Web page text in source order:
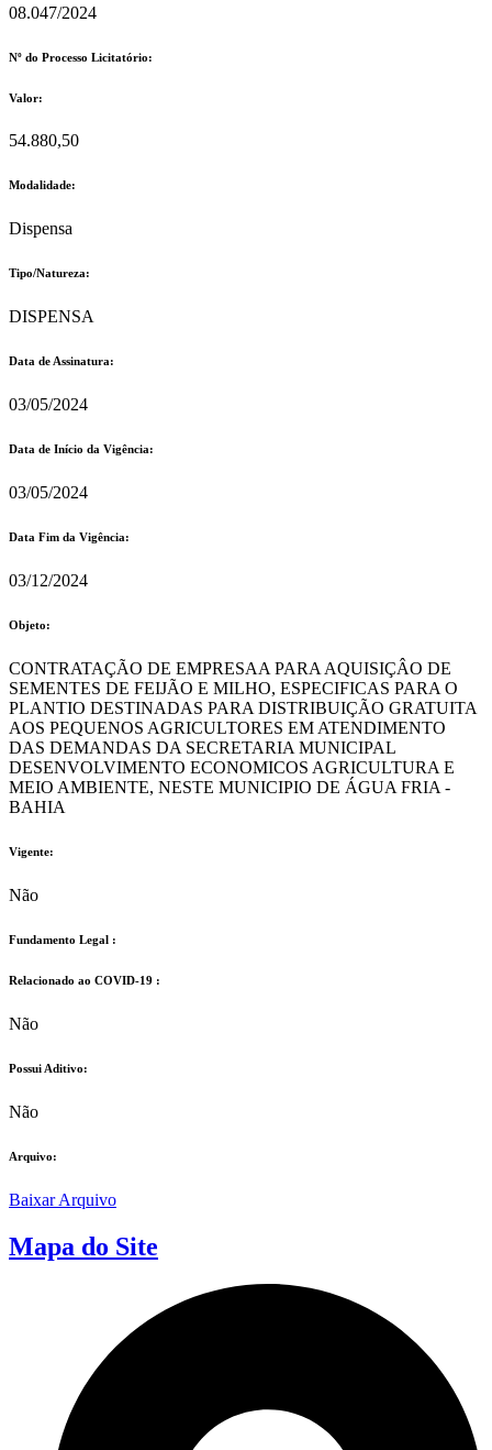
08.047/2024
Nº do Processo Licitatório:
Valor:
54.880,50
Modalidade:
Dispensa
Tipo/Natureza:
DISPENSA
Data de Assinatura:
03/05/2024
Data de Início da Vigência:
03/05/2024
Data Fim da Vigência:
03/12/2024
Objeto:
CONTRATAÇÃO DE EMPRESAA PARA AQUISIÇÂO DE
SEMENTES DE FEIJÃO E MILHO, ESPECIFICAS PARA O
PLANTIO DESTINADAS PARA DISTRIBUIÇÃO GRATUITA
AOS PEQUENOS AGRICULTORES EM ATENDIMENTO
DAS DEMANDAS DA SECRETARIA MUNICIPAL
DESENVOLVIMENTO ECONOMICOS AGRICULTURA E
MEIO AMBIENTE, NESTE MUNICIPIO DE ÁGUA FRIA -
BAHIA
Vigente:
Não
Fundamento Legal :​
Relacionado ao COVID-19 :​
Não
Possui Aditivo:​
Não
Arquivo:
Baixar Arquivo
Mapa do Site